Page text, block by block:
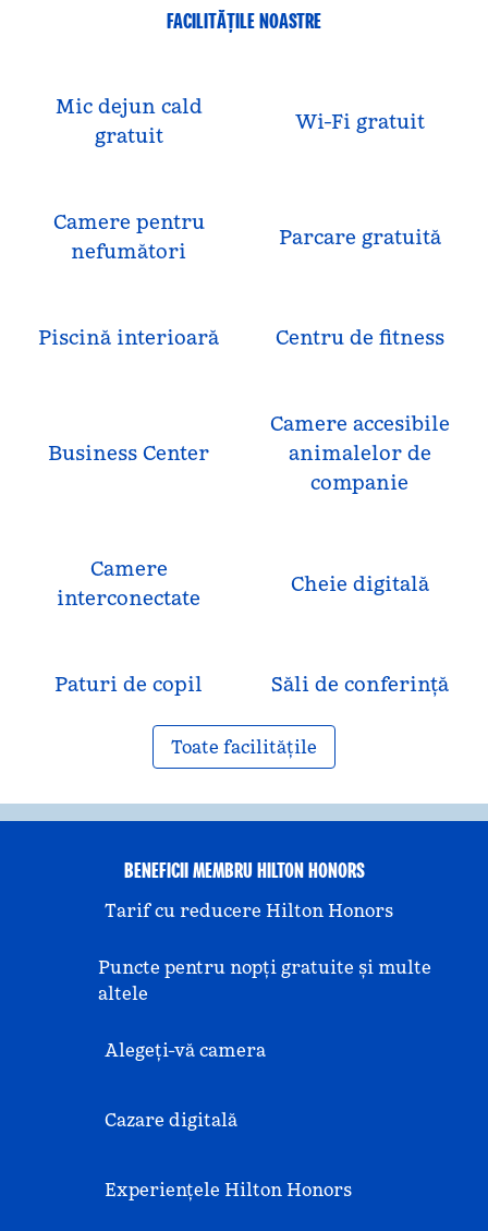
FACILITĂŢILE NOASTRE
Mic dejun cald
gratuit
Wi-Fi gratuit
Camere pentru
nefumători
Parcare gratuită
Piscină interioară Centru de fitness
Business Center
Camere accesibile
animalelor de
companie
Camere
interconectate
Cheie digitală
Paturi de copil Săli de conferință
Toate facilitățile
BENEFICII MEMBRU HILTON HONORS
Tarif cu reducere Hilton Honors
Puncte pentru nopți gratuite și multe
altele
Alegeți-vă camera
Cazare digitală
Experiențele Hilton Honors